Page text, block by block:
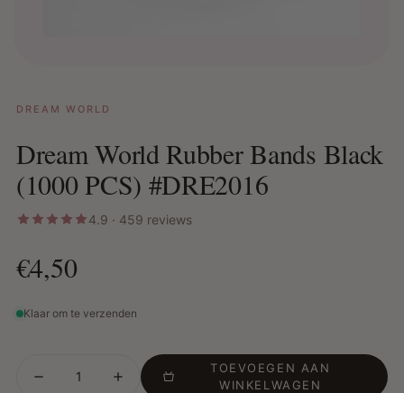
DREAM WORLD
Dream World Rubber Bands Black
(1000 PCS) #DRE2016
4.9 · 459 reviews
€4,50
Klaar om te verzenden
TOEVOEGEN AAN
WINKELWAGEN